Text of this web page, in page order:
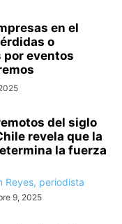
en el
o
eventos
del siglo
revela que la
la fuerza
Reyes, periodista
9, 2025